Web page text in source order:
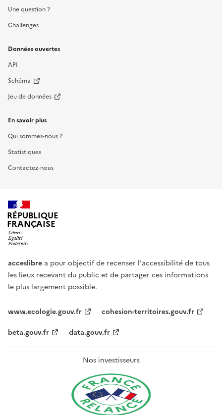
Une question ?
Challenges
Données ouvertes
API
Schéma
Jeu de données
En savoir plus
Qui sommes-nous ?
Statistiques
Contactez-nous
RÉPUBLIQUE
FRANÇAISE
acceslibre a pour objectif de recenser l'accessibilité de tous
les lieux recevant du public et de partager ces informations
le plus largement possible.
www.ecologie.gouv.fr
cohesion-territoires.gouv.fr
beta.gouv.fr
data.gouv.fr
Nos investisseurs